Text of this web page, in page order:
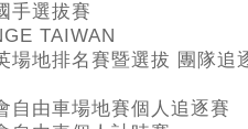
手選拔賽
TAIWAN
場地排名賽暨選拔 團隊追
自由車場地賽個人追逐賽